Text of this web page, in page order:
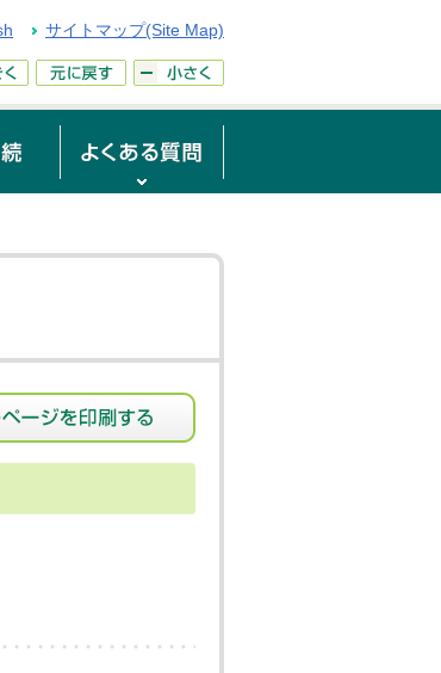
サイトマップ(Site Map)